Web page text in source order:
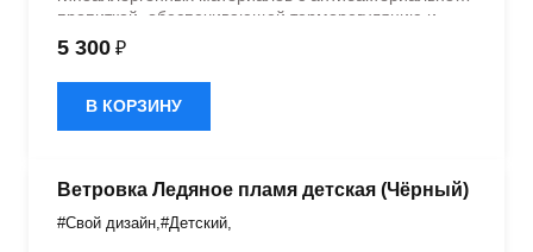
пропиткой, обеспечивающей терморегуляцию и
быстрое влагоотведение. Одежда обладает
эластичностью в 5 направлениях и стильным
дизайном.
5 300 ₽
В КОРЗИНУ
Ветровка Ледяное пламя детская (Чёрный)
#Свой дизайн #Детский